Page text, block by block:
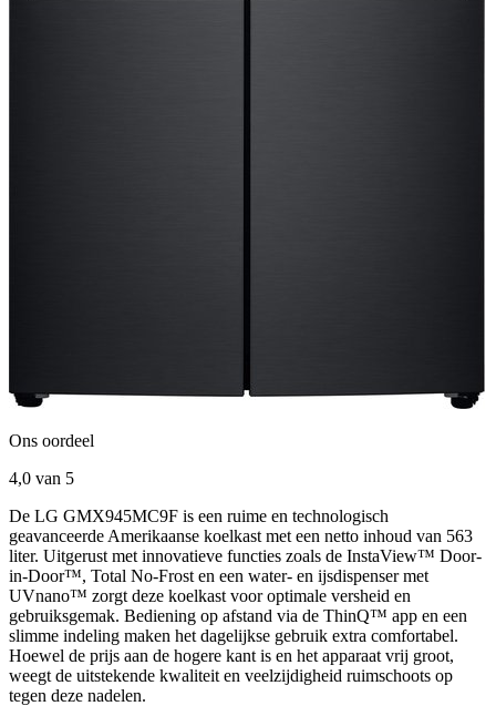
Ons oordeel
4,0 van 5
De LG GMX945MC9F is een ruime en technologisch
geavanceerde Amerikaanse koelkast met een netto inhoud van 563
liter. Uitgerust met innovatieve functies zoals de InstaView™ Door-
in-Door™, Total No-Frost en een water- en ijsdispenser met
UVnano™ zorgt deze koelkast voor optimale versheid en
gebruiksgemak. Bediening op afstand via de ThinQ™ app en een
slimme indeling maken het dagelijkse gebruik extra comfortabel.
Hoewel de prijs aan de hogere kant is en het apparaat vrij groot,
weegt de uitstekende kwaliteit en veelzijdigheid ruimschoots op
tegen deze nadelen.